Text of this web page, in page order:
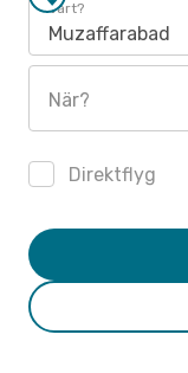
Vart?
Muzaffarabad
När?
Direktflyg